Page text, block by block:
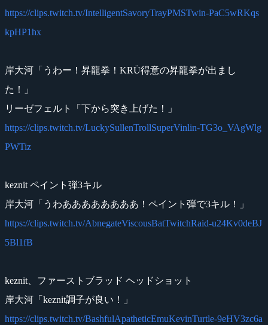
https://clips.twitch.tv/IntelligentSavoryTrayPMSTwin-PaC5wRKqs
kpHP1hx
岸大河「うわー！昇龍拳！KRÜ得意の昇龍拳が出まし
た！」
リーゼフェルト「下から突き上げた！」
https://clips.twitch.tv/LuckySullenTrollSuperVinlin-TG3o_VAgWlg
PWTiz
keznit ペイント弾3キル
岸大河「うわああああああああ！ペイント弾で3キル！」
https://clips.twitch.tv/AbnegateViscousBatTwitchRaid-u24Kv0deBJ
5Bl1fB
keznit、ファーストブラッド ヘッドショット
岸大河「keznit調子が良い！」
https://clips.twitch.tv/BashfulApatheticEmuKevinTurtle-9eHV3zc6a